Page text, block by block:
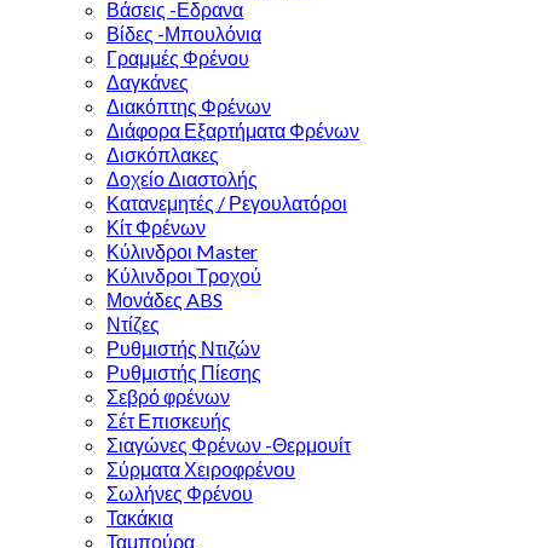
Βάσεις -Εδρανα
Βίδες -Μπουλόνια
Γραμμές Φρένου
Δαγκάνες
Διακόπτης Φρένων
Διάφορα Εξαρτήματα Φρένων
Δισκόπλακες
Δοχείο Διαστολής
Κατανεμητές / Ρεγουλατόροι
Κίτ Φρένων
Κύλινδροι Master
Κύλινδροι Τροχού
Μονάδες ABS
Ντίζες
Ρυθμιστής Ντιζών
Ρυθμιστής Πίεσης
Σεβρό φρένων
Σέτ Επισκευής
Σιαγώνες Φρένων -Θερμουίτ
Σύρματα Χειροφρένου
Σωλήνες Φρένου
Τακάκια
Ταμπούρα